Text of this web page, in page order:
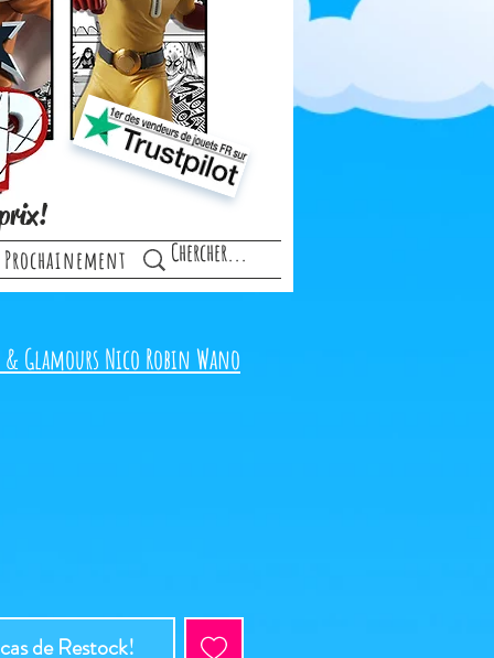
Prochainement
Glamours Nico Robin Wano
de Restock!